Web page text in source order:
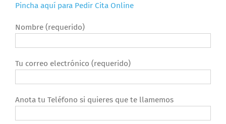
Pincha aquí para Pedir Cita Online
Nombre (requerido)
Tu correo electrónico (requerido)
Anota tu Teléfono si quieres que te llamemos